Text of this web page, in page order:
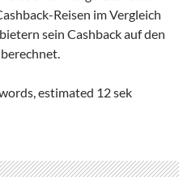
Reisen im Vergleich
sein Cashback auf den
estimated 12 sek